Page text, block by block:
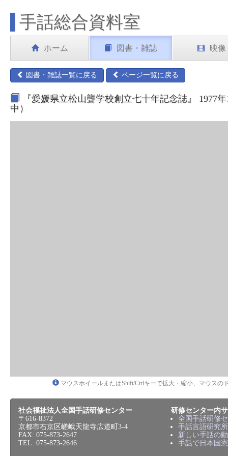
手話総合資料室
ホーム 図書・雑誌 映像
図書・雑誌一覧に戻る ページ一覧に戻る
『愛媛県立松山聾学校創立七十年記念誌』
中）
マウスホイールまたはShift/Ctrlキーで拡大・縮小、マウスの
社会福祉法人全国手話研修センター
〒616-8372
京都市右京区嵯峨天龍寺広道町3-4
FAX: 075-873-2647
TEL: 075-873-2646
研修センター内
全国手話研修
手話言語研究所
新しい手話の
手話で日本国